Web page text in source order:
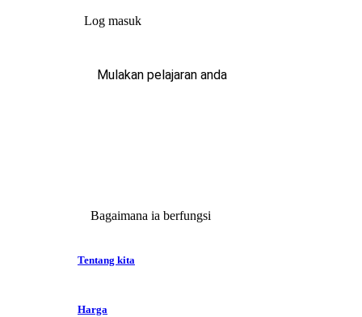
Log masuk
Mulakan pelajaran anda
Bagaimana ia berfungsi
Tentang kita
Harga